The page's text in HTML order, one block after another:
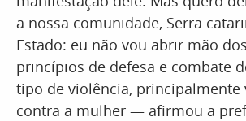
a nossa comunidade, Serra
Estado: eu não vou abrir mão
princípios de defesa e combate
tipo de violência, principalmente
contra a mulher — afirmou a